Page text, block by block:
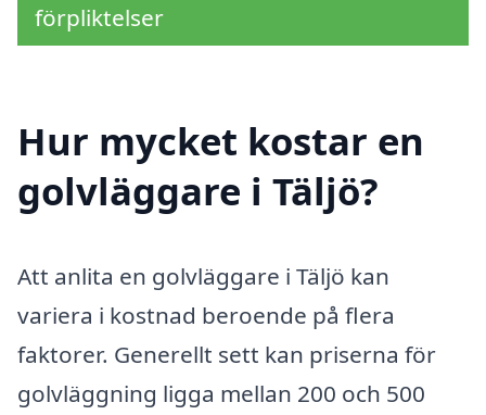
förpliktelser
Hur mycket kostar en
golvläggare i Täljö?
Att anlita en golvläggare i Täljö kan
variera i kostnad beroende på flera
faktorer. Generellt sett kan priserna för
golvläggning ligga mellan 200 och 500